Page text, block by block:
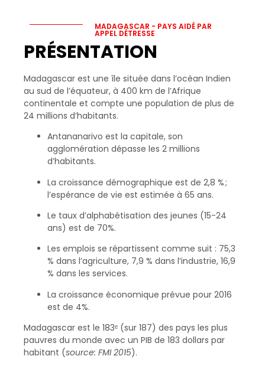
MADAGASCAR - PAYS AIDÉ PAR
APPEL DÉTRESSE
PRÉSENTATION
Madagascar est une île située dans l’océan Indien
au sud de l’équateur, à 400 km de l’Afrique
continentale et compte une population de plus de
24 millions d’habitants.
Antananarivo est la capitale, son
agglomération dépasse les 2 millions
d’habitants.
La croissance démographique est de 2,8 % ;
l’espérance de vie est estimée à 65 ans.
Le taux d’alphabétisation des jeunes (15-24
ans) est de 70%.
Les emplois se répartissent comme suit : 75,3
% dans l’agriculture, 7,9 % dans l’industrie, 16,9
% dans les services.
La croissance économique prévue pour 2016
est de 4%.
Madagascar est le 183ᵉ (sur 187) des pays les plus
pauvres du monde avec un PIB de 183 dollars par
habitant (source: FMI 2015).